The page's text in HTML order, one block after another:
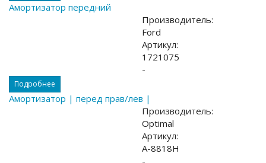
Амортизатор передний
Производитель:
Ford
Артикул:
1721075
-
Подробнее
Амортизатор | перед прав/лев |
Производитель:
Optimal
Артикул:
A-8818H